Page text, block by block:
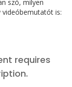
szó, milyen
videóbemutatót is: